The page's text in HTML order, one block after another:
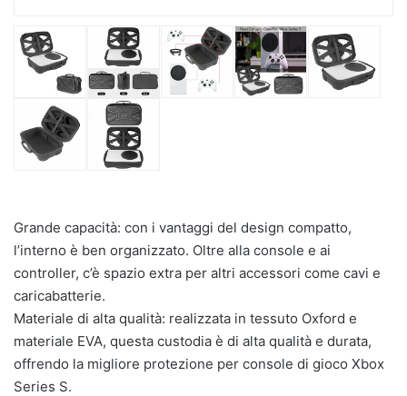
Grande capacità: con i vantaggi del design compatto,
l’interno è ben organizzato. Oltre alla console e ai
controller, c’è spazio extra per altri accessori come cavi e
caricabatterie.
Materiale di alta qualità: realizzata in tessuto Oxford e
materiale EVA, questa custodia è di alta qualità e durata,
offrendo la migliore protezione per console di gioco Xbox
Series S.